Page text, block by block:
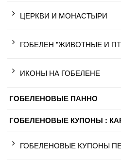
ЦЕРКВИ И МОНАСТЫРИ
ГОБЕЛЕН "ЖИВОТНЫЕ И
ИКОНЫ НА ГОБЕЛЕНЕ
ГОБЕЛЕНОВЫЕ ПАННО
ГОБЕЛЕНОВЫЕ КУПОНЫ :
ГОБЕЛЕНОВЫЕ КУПОНЫ